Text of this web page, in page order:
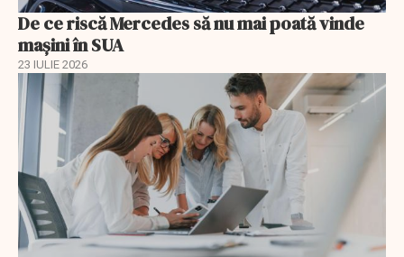
De ce riscă Mercedes să nu mai poată vinde
mașini în SUA
23 IULIE 2026